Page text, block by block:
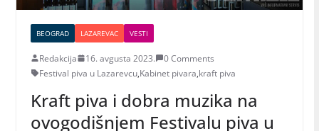
BEOGRAD LAZAREVAC VESTI
Redakcija 16. avgusta 2023.
0 Comments
Festival piva u Lazarevcu,Kabinet pivara,kraft piva
Kraft piva i dobra muzika na
ovogodišnjem Festivalu piva u